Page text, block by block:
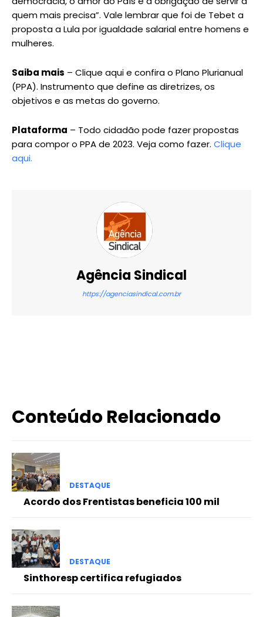
quem mais precisa”. Vale lembrar que foi de Tebet a
proposta a Lula por igualdade salarial entre homens e
mulheres.
Saiba mais – Clique aqui e confira o Plano Plurianual
(PPA). Instrumento que define as diretrizes, os
objetivos e as metas do governo.
Plataforma – Todo cidadão pode fazer propostas
para compor o PPA de 2023. Veja como fazer. Clique
aqui.
Agência Sindical
https://agenciasindical.com.br
Conteúdo Relacionado
DESTAQUE
Acordo dos Frentistas beneficia 100 mil
DESTAQUE
Sinthoresp certifica refugiados